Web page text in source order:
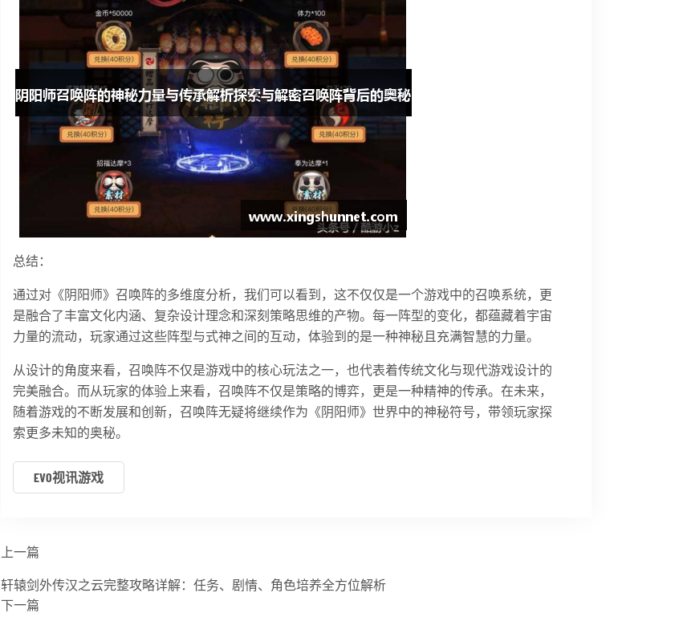
总结：
通过对《阴阳师》召唤阵的多维度分析，我们可以看到，这不仅仅是一个游戏中的召唤系统，更
是融合了丰富文化内涵、复杂设计理念和深刻策略思维的产物。每一阵型的变化，都蕴藏着宇宙
力量的流动，玩家通过这些阵型与式神之间的互动，体验到的是一种神秘且充满智慧的力量。
从设计的角度来看，召唤阵不仅是游戏中的核心玩法之一，也代表着传统文化与现代游戏设计的
完美融合。而从玩家的体验上来看，召唤阵不仅是策略的博弈，更是一种精神的传承。在未来，
随着游戏的不断发展和创新，召唤阵无疑将继续作为《阴阳师》世界中的神秘符号，带领玩家探
索更多未知的奥秘。
EVO视讯游戏
上一篇
轩辕剑外传汉之云完整攻略详解：任务、剧情、角色培养全方位解析
下一篇